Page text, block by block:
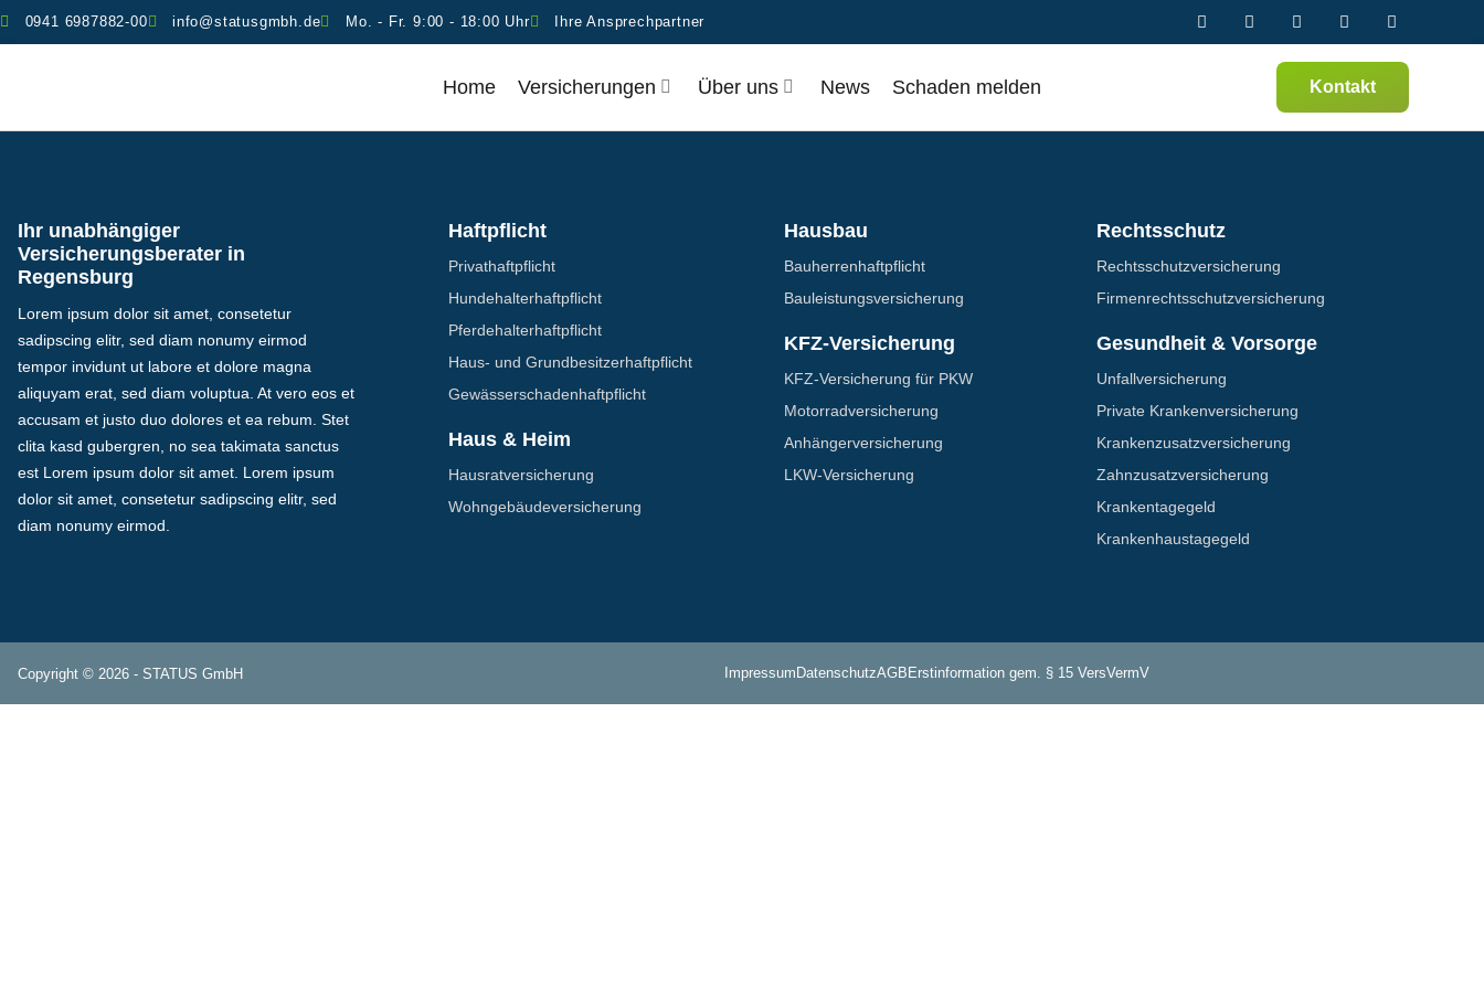
0941 6987882-00 info@statusgmbh.de Mo. - Fr. 9:00 - 18:00 Uhr Ihre Ansprechpartner
Home Ver­si­che­run­gen Über uns News Scha­den melden Kontakt
Ihr unabhängiger
Versicherungsberater in
Regensburg
Lorem ipsum dolor sit amet, consetetur
sadipscing elitr, sed diam nonumy eirmod
tempor invidunt ut labore et dolore magna
aliquyam erat, sed diam voluptua. At vero eos et
accusam et justo duo dolores et ea rebum. Stet
clita kasd gubergren, no sea takimata sanctus
est Lorem ipsum dolor sit amet. Lorem ipsum
dolor sit amet, consetetur sadipscing elitr, sed
diam nonumy eirmod.
Haftpflicht
Privathaftpflicht
Hundehalter­haftpflicht
Pferdehalter­haftpflicht
Haus- und Grundbesitzer­haftpflicht
Gewässerschaden­­haftpflicht
Haus & Heim
Hausrat­versicherung
Wohngebäude­­versicherung
Hausbau
Bauherrenhaftpflicht
Bauleistungs­­versicherung
KFZ-Versicherung
KFZ-Versicherung für PKW
Motorrad­versicherung
Anhänger­­versicherung
LKW-Versicherung
Rechtsschutz
Rechtsschutz­versicherung
Firmenrechtsschutz­versicherung
Gesundheit & Vorsorge
Unfallversicherung
Private Krankenversicherung
Krankenzusatz­­versicherung
Zahnzusatz­versicherung
Krankentagegeld
Krankenhaus­tagegeld
Copyright © 2026 - STATUS GmbH Impressum DatenschutzAGB Erstinformation gem. § 15 VersVermV